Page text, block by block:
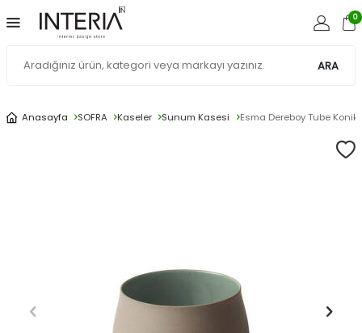
ARA
0
Anasayfa SOFRA Kaseler Sunum Kasesi Esma Dereboy Tube